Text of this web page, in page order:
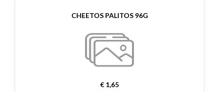
CHEETOS PALITOS 96G
€ 1,65